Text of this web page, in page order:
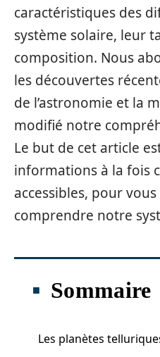
caractéristiques des
système solaire, leur
composition. Nous
les découvertes
de l’astronomie et la
modifié notre
Le but de cet article
informations à la fois
accessibles, pour
comprendre notre
Sommaire
Les planètes